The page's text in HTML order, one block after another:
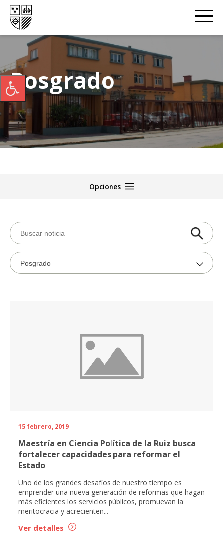
Posgrado
Opciones
15 febrero, 2019
Maestría en Ciencia Política de la Ruiz busca
fortalecer capacidades para reformar el
Estado
Uno de los grandes desafíos de nuestro tiempo es
emprender una nueva generación de reformas que hagan
más eficientes los servicios públicos, promuevan la
meritocracia y acrecienten...
Ver detalles